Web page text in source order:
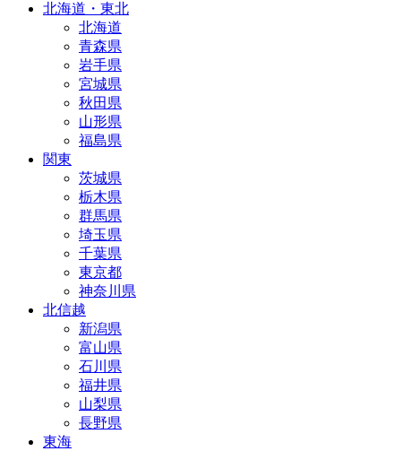
北海道・東北
北海道
青森県
岩手県
宮城県
秋田県
山形県
福島県
関東
茨城県
栃木県
群馬県
埼玉県
千葉県
東京都
神奈川県
北信越
新潟県
富山県
石川県
福井県
山梨県
長野県
東海